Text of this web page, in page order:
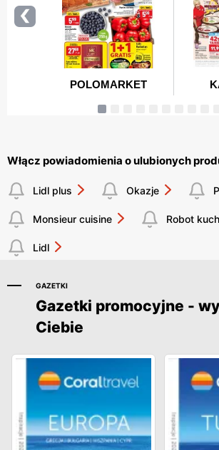
Włącz powiadomienia o ulubionych
Lidl plus Okazje
Monsieur cuisine Robot
Lidl
GAZETKI
Gazetki promocyjne -
Ciebie